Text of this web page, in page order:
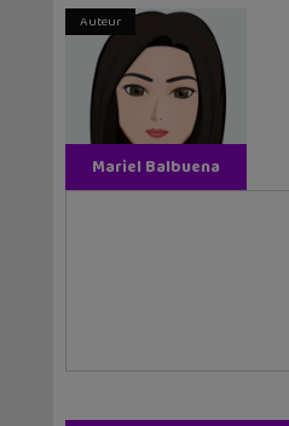
Auteur
Mariel Balbuena